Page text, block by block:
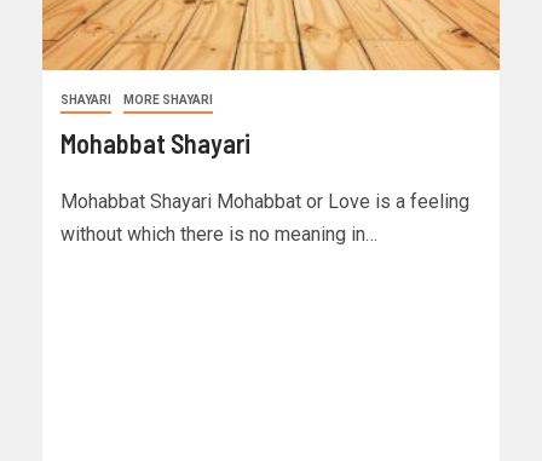
SHAYARI MORE SHAYARI
Mohabbat Shayari
Mohabbat Shayari Mohabbat or Love is a feeling
without which there is no meaning in…